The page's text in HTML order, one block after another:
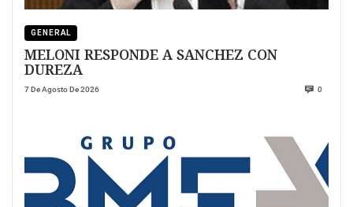
GENERAL
MELONI RESPONDE A SANCHEZ CON
DUREZA
7 De Agosto De 2026 0